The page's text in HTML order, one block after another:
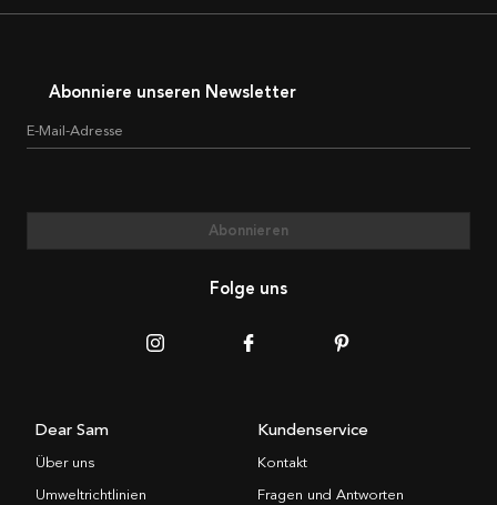
Abonniere unseren Newsletter
E-Mail-Adresse
Abonnieren
Folge uns
Dear Sam
Über uns
Umweltrichtlinien
Kundenservice
Kontakt
Fragen und Antworten